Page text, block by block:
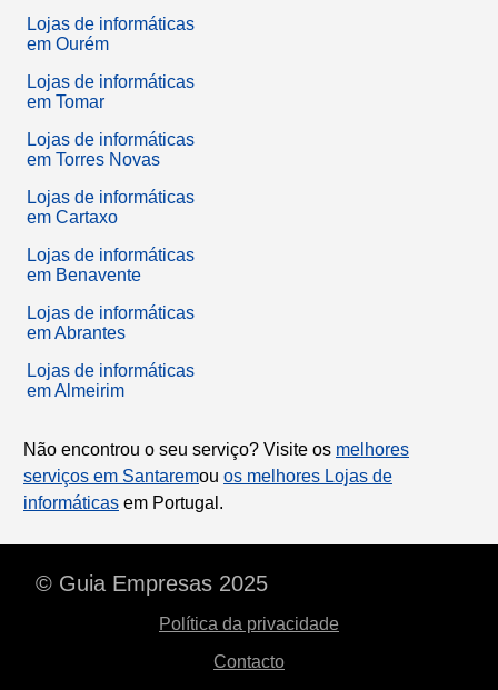
Lojas de informáticas
em Ourém
Lojas de informáticas
em Tomar
Lojas de informáticas
em Torres Novas
Lojas de informáticas
em Cartaxo
Lojas de informáticas
em Benavente
Lojas de informáticas
em Abrantes
Lojas de informáticas
em Almeirim
Não encontrou o seu serviço? Visite os melhores
serviços em Santaremou os melhores Lojas de
informáticas em Portugal.
© Guia Empresas 2025
Política da privacidade
Contacto